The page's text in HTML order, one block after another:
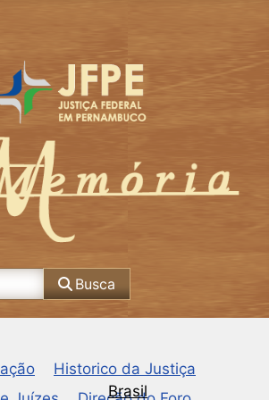
Busca
Historico da Justiça
Brasil